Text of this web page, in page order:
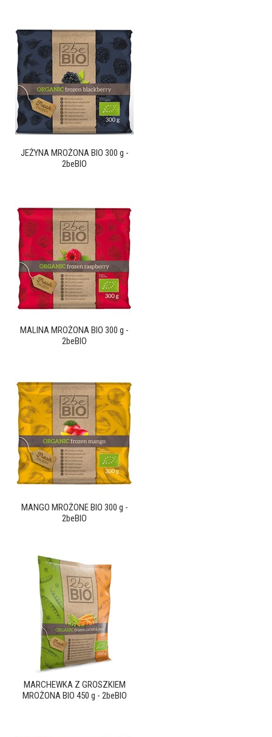
JEŻYNA MROŻONA BIO 300 g -
2beBIO
MALINA MROŻONA BIO 300 g -
2beBIO
MANGO MROŻONE BIO 300 g -
2beBIO
MARCHEWKA Z GROSZKIEM
MROŻONA BIO 450 g - 2beBIO